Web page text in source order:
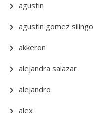
agustin
agustin gomez silingo
akkeron
alejandra salazar
alejandro
alex